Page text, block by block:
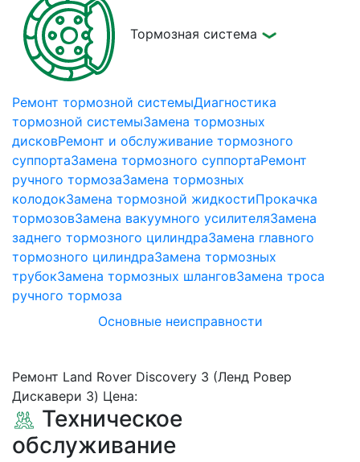
Тормозная система
Ремонт тормозной системыДиагностика
тормозной системыЗамена тормозных
дисковРемонт и обслуживание тормозного
суппортаЗамена тормозного суппортаРемонт
ручного тормозаЗамена тормозных
колодокЗамена тормозной жидкостиПрокачка
тормозовЗамена вакуумного усилителяЗамена
заднего тормозного цилиндраЗамена главного
тормозного цилиндраЗамена тормозных
трубокЗамена тормозных шланговЗамена троса
ручного тормоза
Основные неисправности
Ремонт Land Rover Discovery 3 (Ленд Ровер
Дискавери 3) Цена:
Техническое
обслуживание